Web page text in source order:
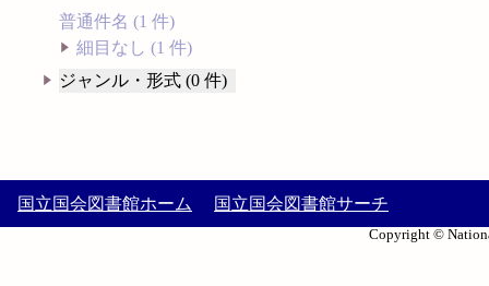
普通件名 (1 件)
細目なし (1 件)
ジャンル・形式 (0 件)
国立国会図書館ホーム 国立国会図書館サーチ
Copyright ©